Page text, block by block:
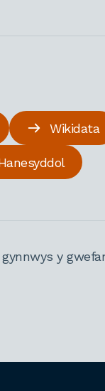
Wikidata
y